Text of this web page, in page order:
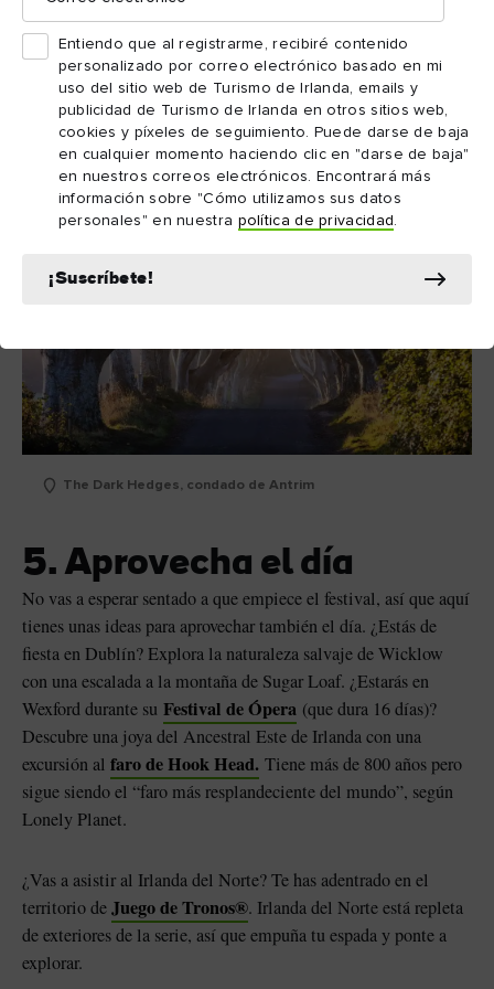
Entiendo que al registrarme, recibiré contenido
personalizado por correo electrónico basado en mi
uso del sitio web de Turismo de Irlanda, emails y
publicidad de Turismo de Irlanda en otros sitios web,
cookies y píxeles de seguimiento. Puede darse de baja
en cualquier momento haciendo clic en "darse de baja"
en nuestros correos electrónicos. Encontrará más
información sobre "Cómo utilizamos sus datos
personales" en nuestra política de privacidad .
¡Suscríbete!
exquisiteces locales con elFestival Gastronómico y de la
Sidra de Armagh
(septiembre).
The Dark Hedges, condado de Antrim
5. Aprovecha el día
No vas a esperar sentado a que empiece el festival, así que aquí
tienes unas ideas para aprovechar también el día. ¿Estás de
fiesta en Dublín? Explora la naturaleza salvaje de Wicklow
con una escalada a la montaña de Sugar Loaf. ¿Estarás en
Wexford durante su Festival de Ópera (que dura 16 días)?
Descubre una joya del Ancestral Este de Irlanda con una
excursión al faro de Hook Head. Tiene más de 800 años pero
sigue siendo el “faro más resplandeciente del mundo”, según
Lonely Planet.
¿Vas a asistir al Irlanda del Norte? Te has adentrado en el
territorio deJuego de Tronos®. Irlanda del Norte está repleta
de exteriores de la serie, así que empuña tu espada y ponte a
explorar.